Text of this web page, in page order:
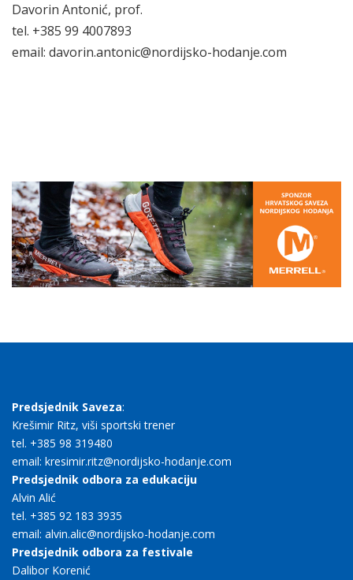
Davorin Antonić, prof.
tel. +385 99 4007893
email: davorin.antonic@nordijsko-hodanje.com
Predsjednik Saveza:
Krešimir Ritz, viši sportski trener
tel. +385 98 319480
email: kresimir.ritz@nordijsko-hodanje.com
Predsjednik odbora za edukaciju
Alvin Alić
tel. +385 92 183 3935
email: alvin.alic@nordijsko-hodanje.com
Predsjednik odbora za festivale
Dalibor Korenić